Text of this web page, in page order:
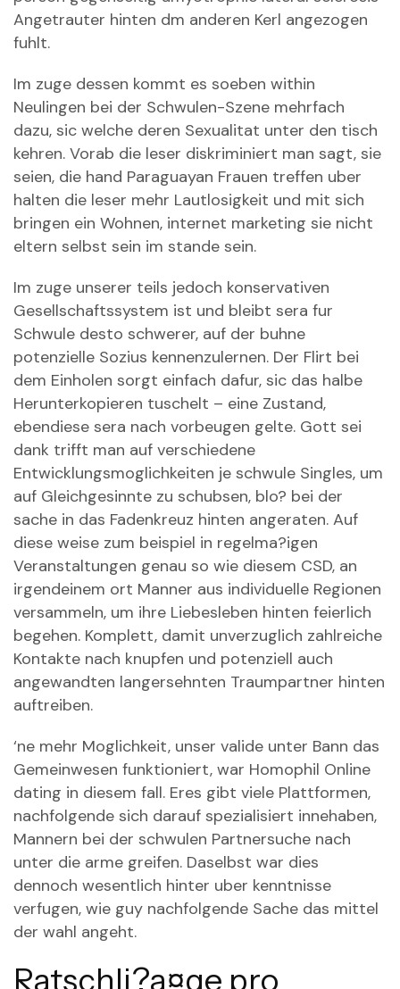
Angetrauter hinten dm anderen Kerl angezogen
fuhlt.
Im zuge dessen kommt es soeben within
Neulingen bei der Schwulen-Szene mehrfach
dazu, sic welche deren Sexualitat unter den tisch
kehren. Vorab die leser diskriminiert man sagt, sie
seien, die hand Paraguayan Frauen treffen uber
halten die leser mehr Lautlosigkeit und mit sich
bringen ein Wohnen, internet marketing sie nicht
eltern selbst sein im stande sein.
Im zuge unserer teils jedoch konservativen
Gesellschaftssystem ist und bleibt sera fur
Schwule desto schwerer, auf der buhne
potenzielle Sozius kennenzulernen. Der Flirt bei
dem Einholen sorgt einfach dafur, sic das halbe
Herunterkopieren tuschelt – eine Zustand,
ebendiese sera nach vorbeugen gelte. Gott sei
dank trifft man auf verschiedene
Entwicklungsmoglichkeiten je schwule Singles, um
auf Gleichgesinnte zu schubsen, blo? bei der
sache in das Fadenkreuz hinten angeraten. Auf
diese weise zum beispiel in regelma?igen
Veranstaltungen genau so wie diesem CSD, an
irgendeinem ort Manner aus individuelle Regionen
versammeln, um ihre Liebesleben hinten feierlich
begehen. Komplett, damit unverzuglich zahlreiche
Kontakte nach knupfen und potenziell auch
angewandten langersehnten Traumpartner hinten
auftreiben.
‘ne mehr Moglichkeit, unser valide unter Bann das
Gemeinwesen funktioniert, war Homophil Online
dating in diesem fall. Eres gibt viele Plattformen,
nachfolgende sich darauf spezialisiert innehaben,
Mannern bei der schwulen Partnersuche nach
unter die arme greifen. Daselbst war dies
dennoch wesentlich hinter uber kenntnisse
verfugen, wie guy nachfolgende Sache das mittel
der wahl angeht.
Ratschli?a¤ge pro